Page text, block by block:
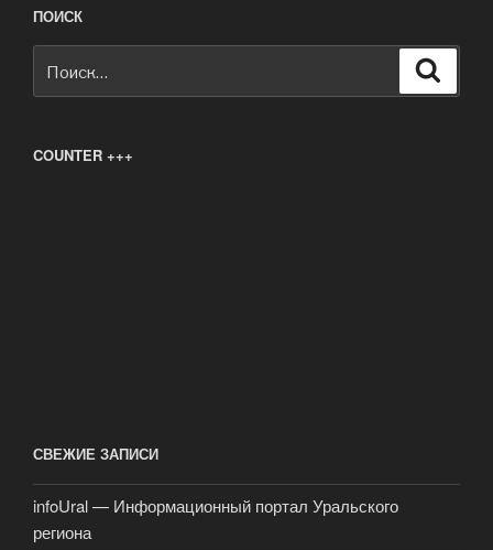
ПОИСК
COUNTER +++
СВЕЖИЕ ЗАПИСИ
infoUral — Информационный портал Уральского
региона